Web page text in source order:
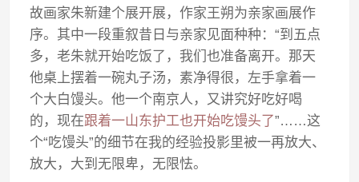
故画家朱新建个展开展，作家王朔为亲家画展作
序。其中一段重叙昔日与亲家见面种种：“到五点
多，老朱就开始吃饭了，我们也准备离开。那天
他桌上摆着一碗丸子汤，素净得很，左手拿着一
个大白馒头。他一个南京人，又讲究好吃好喝
的，现在跟着一山东护工也开始吃馒头了”……这
个“吃馒头”的细节在我的经验投影里被一再放大、
放大，大到无限卑，无限怯。